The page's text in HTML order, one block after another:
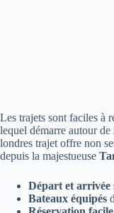
Les trajets sont faciles à
lequel démarre autour de
londres trajet offre non
depuis la majestueuse
Départ et arrivée
Bateaux équipés